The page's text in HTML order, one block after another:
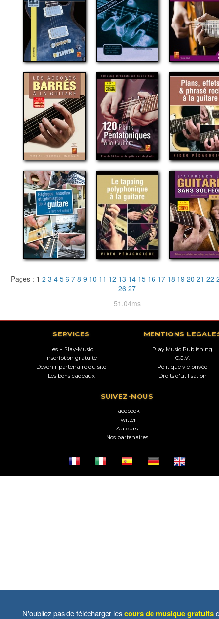
Pages : 1 2 3 4 5 6 7 8 9 10 11 12 13 14 15 16 17 18 19 20 21 22
26 27
51.04ms
SERVICES
Les + Play-Music
Inscription gratuite
Devenir partenaire du site
Les bons cadeaux
MENTIONS
Play Music Publishing
C.G.V.
Politique vie privée
Droits d'utilisation
SUIVEZ-NOUS
Facebook
Twitter
Auteurs
Nos partenaires
N'oubliez pas de télécharger lescours de musique gratuits